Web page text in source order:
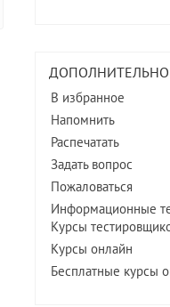
ДОПОЛНИТЕЛЬНО
В избранное
Напомнить
Распечатать
Задать вопрос
Пожаловаться
Информационные
Курсы
Курсы онлайн
Бесплатные курсы